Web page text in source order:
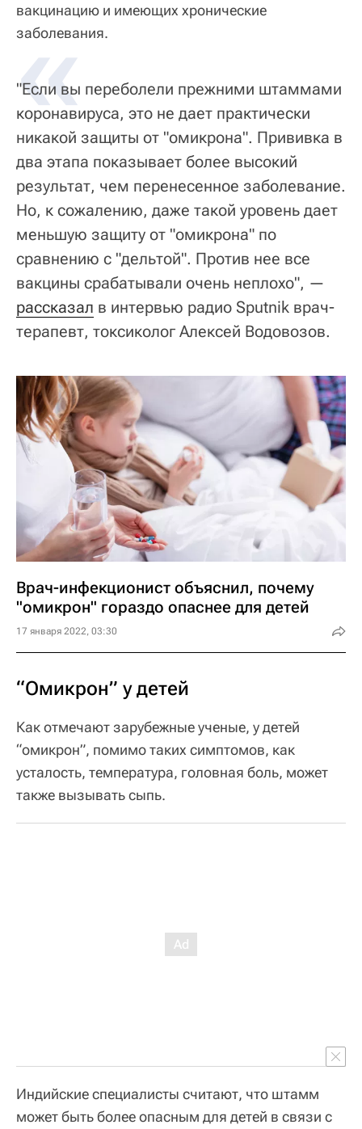
вакцинацию и имеющих хронические
заболевания.
«
"Если вы переболели прежними штаммами
коронавируса, это не дает практически
никакой защиты от "омикрона". Прививка в
два этапа показывает более высокий
результат, чем перенесенное заболевание.
Но, к сожалению, даже такой уровень дает
меньшую защиту от "омикрона" по
сравнению с "дельтой". Против нее все
вакцины срабатывали очень неплохо", —
рассказал в интервью радио Sputnik врач-
терапевт, токсиколог Алексей Водовозов.
Врач-инфекционист объяснил, почему
"омикрон" гораздо опаснее для детей
17 января 2022, 03:30
“Омикрон” у детей
Как отмечают зарубежные ученые, у детей
“омикрон”, помимо таких симптомов, как
усталость, температура, головная боль, может
также вызывать сыпь.
Индийские специалисты считают, что штамм
может быть более опасным для детей в связи с